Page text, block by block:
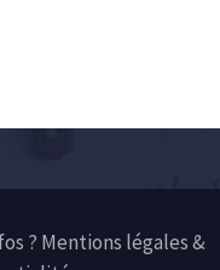
? Mentions légales &